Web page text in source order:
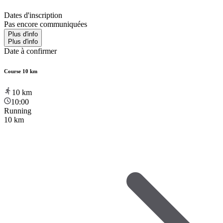
Dates d'inscription
Pas encore communiquées
Plus d'info
Plus d'info
Date à confirmer
Course 10 km
10 km
10:00
Running
10 km